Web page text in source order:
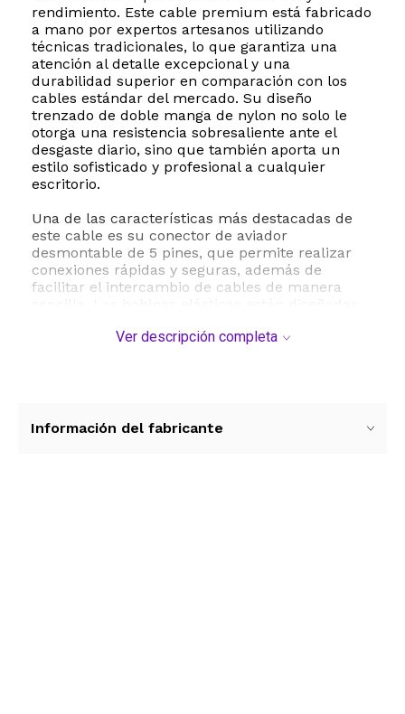
rendimiento. Este cable premium está fabricado
a mano por expertos artesanos utilizando
técnicas tradicionales, lo que garantiza una
atención al detalle excepcional y una
durabilidad superior en comparación con los
cables estándar del mercado. Su diseño
trenzado de doble manga de nylon no solo le
otorga una resistencia sobresaliente ante el
desgaste diario, sino que también aporta un
estilo sofisticado y profesional a cualquier
escritorio.
Una de las características más destacadas de
este cable es su conector de aviador
desmontable de 5 pines, que permite realizar
conexiones rápidas y seguras, además de
facilitar el intercambio de cables de manera
del tiempo, evitando enredos molestos y
necesarios para adaptarse a cualquier
Ver descripción completa
Información del fabricante